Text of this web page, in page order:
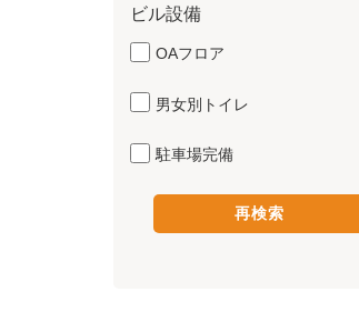
ビル設備
OAフロア
男女別トイレ
駐車場完備